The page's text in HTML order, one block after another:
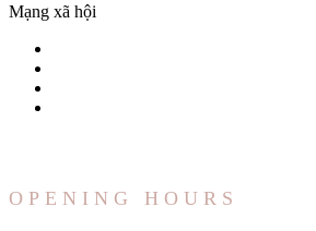
Mạng xã hội
OPENING HOURS